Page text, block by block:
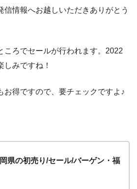
信情報へお越しいただきありがとう
ころでセールが行われます。2022
みですね！
お得ですので、要チェックですよ♪
県の初売り/セール/バーゲン・福